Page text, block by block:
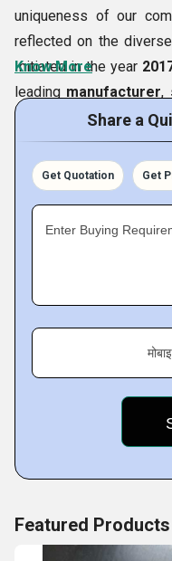
uniqueness of our
reflected on the
Initiated in the year
leading manufacturer,
of a varied range of
plant, oxygen plant,
compressed air
spare parts like as
items.
etc. The
this, we also work
Servicing of
Dioxide Purification
Know More
Share a
Get Quotation Get
Enter Buying
Featured Products